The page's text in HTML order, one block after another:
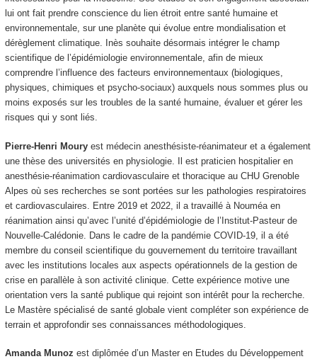
lui ont fait prendre conscience du lien étroit entre santé humaine et
environnementale, sur une planète qui évolue entre mondialisation et
dérèglement climatique. Inès souhaite désormais intégrer le champ
scientifique de l’épidémiologie environnementale, afin de mieux
comprendre l’influence des facteurs environnementaux (biologiques,
physiques, chimiques et psycho-sociaux) auxquels nous sommes plus ou
moins exposés sur les troubles de la santé humaine, évaluer et gérer les
risques qui y sont liés.
Pierre-Henri Mouryest médecin anesthésiste-réanimateur et a également
une thèse des universités en physiologie. Il est praticien hospitalier en
anesthésie-réanimation cardiovasculaire et thoracique au CHU Grenoble
Alpes où ses recherches se sont portées sur les pathologies respiratoires
et cardiovasculaires. Entre 2019 et 2022, il a travaillé à Nouméa en
réanimation ainsi qu’avec l’unité d’épidémiologie de l’Institut-Pasteur de
Nouvelle-Calédonie. Dans le cadre de la pandémie COVID-19, il a été
membre du conseil scientifique du gouvernement du territoire travaillant
avec les institutions locales aux aspects opérationnels de la gestion de
crise en parallèle à son activité clinique. Cette expérience motive une
orientation vers la santé publique qui rejoint son intérêt pour la recherche.
Le Mastère spécialisé de santé globale vient compléter son expérience de
terrain et approfondir ses connaissances méthodologiques.
Amanda Munoz est diplômée d’un Master en Etudes du Développement